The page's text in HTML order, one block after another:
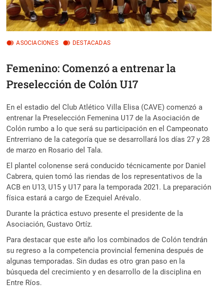
ASOCIACIONES DESTACADAS
Femenino: Comenzó a entrenar la
Preselección de Colón U17
En el estadio del Club Atlético Villa Elisa (CAVE) comenzó a
entrenar la Preselección Femenina U17 de la Asociación de
Colón rumbo a lo que será su participación en el Campeonato
Entrerriano de la categoría que se desarrollará los días 27 y 28
de marzo en Rosario del Tala.
El plantel colonense será conducido técnicamente por Daniel
Cabrera, quien tomó las riendas de los representativos de la
ACB en U13, U15 y U17 para la temporada 2021. La preparación
física estará a cargo de Ezequiel Arévalo.
Durante la práctica estuvo presente el presidente de la
Asociación, Gustavo Ortíz.
Para destacar que este año los combinados de Colón tendrán
su regreso a la competencia provincial femenina después de
algunas temporadas. Sin dudas es otro gran paso en la
búsqueda del crecimiento y en desarrollo de la disciplina en
Entre Ríos.